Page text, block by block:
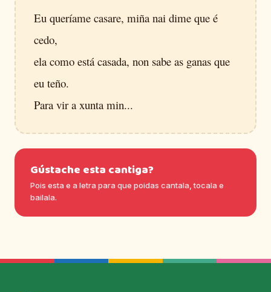
Eu queríame casare, miña nai dime que é
cedo,
ela como está casada, non sabe as ganas que
eu teño.
Para vir a xunta min...
Gústache esta cantiga?
Pois esta e a letra para que poidas cantala, tocala e
bailala.